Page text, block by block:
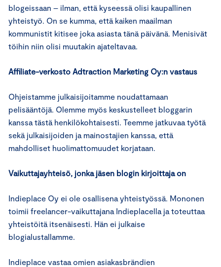
blogeissaan – ilman, että kyseessä olisi kaupallinen
yhteistyö. On se kumma, että kaiken maailman
kommunistit kitisee joka asiasta tänä päivänä. Menisivät
töihin niin olisi muutakin ajateltavaa.
Affiliate-verkosto Adtraction Marketing Oy:n vastaus
Ohjeistamme julkaisijoitamme noudattamaan
pelisääntöjä. Olemme myös keskustelleet bloggarin
kanssa tästä henkilökohtaisesti. Teemme jatkuvaa työtä
sekä julkaisijoiden ja mainostajien kanssa, että
mahdolliset huolimattomuudet korjataan.
Vaikuttajayhteisö, jonka jäsen blogin kirjoittaja on
Indieplace Oy ei ole osallisena yhteistyössä. Mononen
toimii freelancer-vaikuttajana Indieplacella ja toteuttaa
yhteistöitä itsenäisesti. Hän ei julkaise
blogialustallamme.
Indieplace vastaa omien asiakasbrändien